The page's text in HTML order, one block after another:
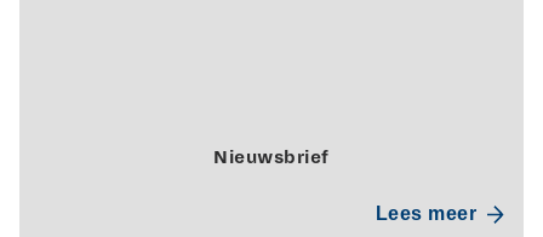
Nieuwsbrief
Lees meer